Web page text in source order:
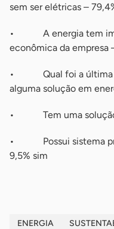
sem ser elétricas –
• A energia tem
econômica da empresa
• Qual foi a última
alguma solução em
• Tem uma solução
• Possui sistema
9,5% sim
ENERGIA